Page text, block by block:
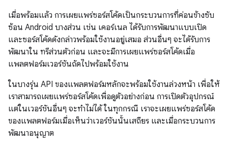
เมื่อพร้อมแล้ว การเผยแพร่ซอร์สโค้ดเป็นกระบวนการที่ค่อนข้างซับ
ซ้อน Android บางส่วน เช่น เคอร์เนล ได้รับการพัฒนาแบบเปิด
และซอร์สโค้ดดังกล่าวพร้อมใช้งานอยู่เสมอ ส่วนอื่นๆ จะได้รับการ
พัฒนาใน ทรีส่วนตัวก่อน และจะมีการเผยแพร่ซอร์สโค้ดเมื่อ
แพลตฟอร์มเวอร์ชันถัดไปพร้อมใช้งาน
ในบางรุ่น API ของแพลตฟอร์มหลักจะพร้อมใช้งานล่วงหน้า เพื่อให้
เราสามารถเผยแพร่ซอร์สโค้ดเพื่อดูตัวอย่างก่อน การเปิดตัวอุปกรณ์
แต่ในเวอร์ชันอื่นๆ จะทำไม่ได้ ในทุกกรณี เราจะเผยแพร่ซอร์สโค้ด
ของแพลตฟอร์มเมื่อเห็นว่าเวอร์ชันนั้นเสถียร และเมื่อกระบวนการ
พัฒนาอนุญาต